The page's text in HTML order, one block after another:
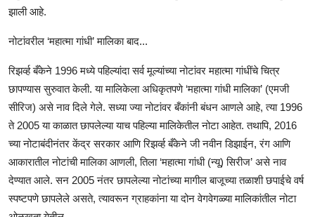
झाली आहे.
नोटांवरील ‘महात्मा गांधी’ मालिका बाद...
रिझर्व्ह बँकेने 1996 मध्ये पहिल्यांदा सर्व मूल्यांच्या नोटांवर महात्मा गांधींचे चित्र
छापण्यास सुरुवात केली. या मालिकेला अधिकृतपणे ‘महात्मा गांधी मालिका’ (एमजी
सीरिज) असे नाव दिले गेले. सध्या ज्या नोटांवर बँकांनी बंधन आणले आहे, त्या 1996
ते 2005 या काळात छापलेल्या याच पहिल्या मालिकेतील नोटा आहेत. तथापि, 2016
च्या नोटाबंदीनंतर केंद्र सरकार आणि रिझर्व्ह बँकेने जी नवीन डिझाईन, रंग आणि
आकारातील नोटांची मालिका आणली, तिला ‘महात्मा गांधी (न्यू) सिरीज’ असे नाव
देण्यात आले. सन 2005 नंतर छापलेल्या नोटांच्या मागील बाजूच्या तळाशी छपाईचे वर्ष
स्पष्टपणे छापलेले असते, त्यावरून ग्राहकांना या दोन वेगवेगळ्या मालिकांतील नोटा